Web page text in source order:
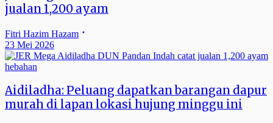
jualan 1,200 ayam
Fitri Hazim Hazam
23 Mei 2026
hebahan
Aidiladha: Peluang dapatkan barangan dapur
murah di lapan lokasi hujung minggu ini